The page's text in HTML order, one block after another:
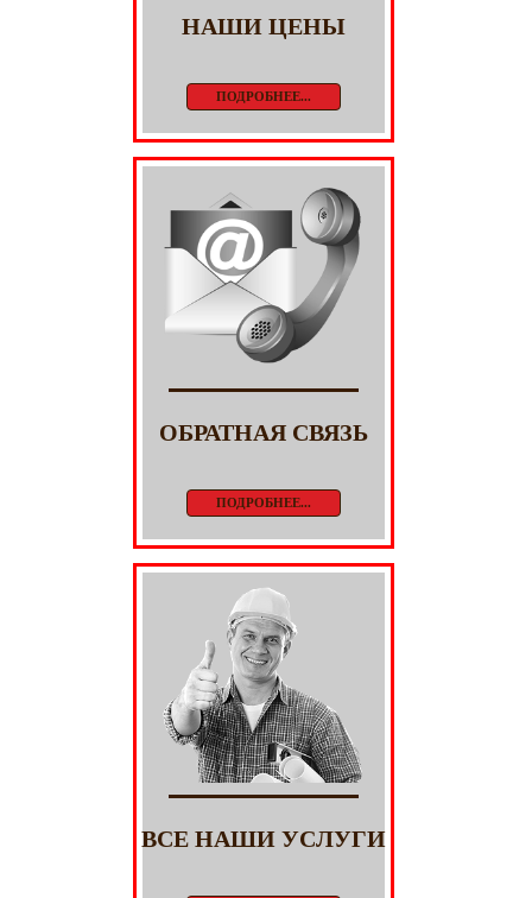
НАШИ ЦЕНЫ
ПОДРОБНЕЕ...
ОБРАТНАЯ СВЯЗЬ
ПОДРОБНЕЕ...
ВСЕ НАШИ УСЛУГИ